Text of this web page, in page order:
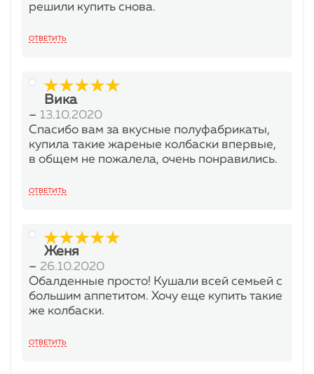
решили купить снова.
ОТВЕТИТЬ
5з 5
Вика
– 13.10.2020
Спасибо вам за вкусные полуфабрикаты,
купила такие жареные колбаски впервые,
в общем не пожалела, очень понравились.
ОТВЕТИТЬ
5з 5
Женя
– 26.10.2020
Обалденные просто! Кушали всей семьей с
большим аппетитом. Хочу еще купить такие
же колбаски.
ОТВЕТИТЬ